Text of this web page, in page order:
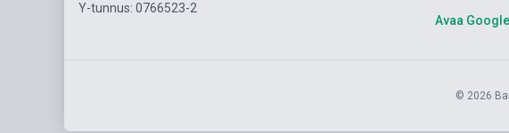
Y-tunnus: 0766523-2
Avaa
© 2026